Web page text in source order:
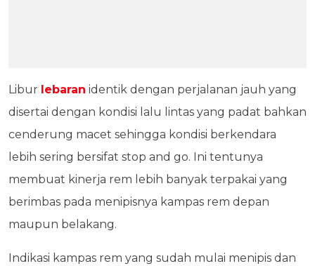
Libur lebaran identik dengan perjalanan jauh yang
disertai dengan kondisi lalu lintas yang padat bahkan
cenderung macet sehingga kondisi berkendara
lebih sering bersifat stop and go. Ini tentunya
membuat kinerja rem lebih banyak terpakai yang
berimbas pada menipisnya kampas rem depan
maupun belakang.
Indikasi kampas rem yang sudah mulai menipis dan